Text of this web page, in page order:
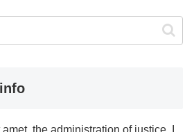
the administration of justice, I